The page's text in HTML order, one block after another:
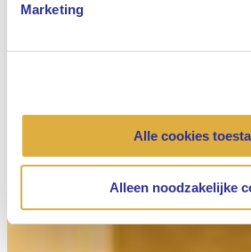
Marketing
Alle cookies
Alleen noodzakelijke